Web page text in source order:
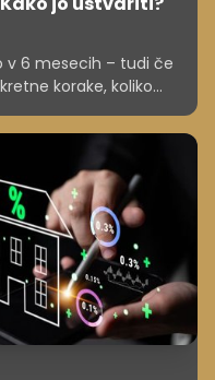
v 6 mesecih – tudi če
korake, koliko